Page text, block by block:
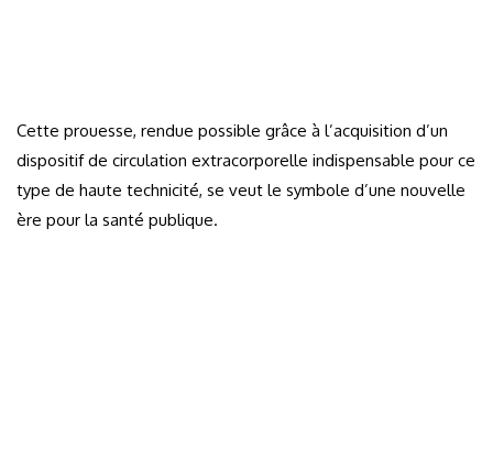
Cette prouesse, rendue possible grâce à l’acquisition d’un
dispositif de circulation extracorporelle indispensable pour ce
type de haute technicité, se veut le symbole d’une nouvelle
ère pour la santé publique.